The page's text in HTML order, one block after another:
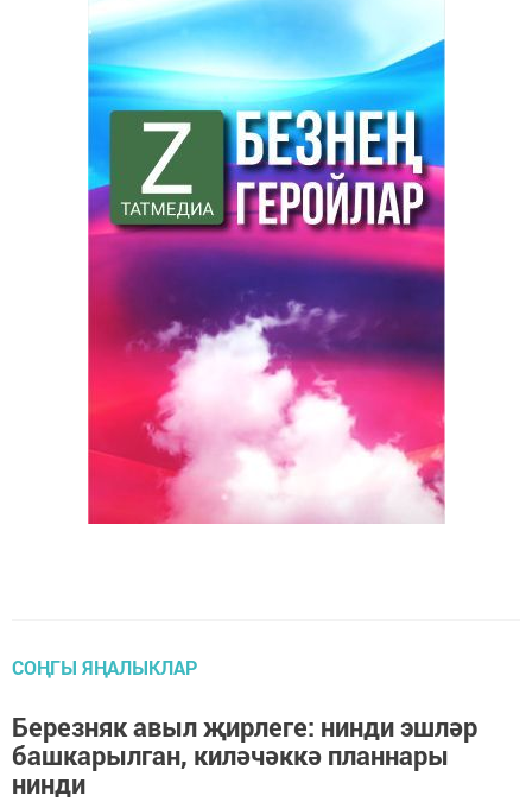
СОҢГЫ ЯҢАЛЫКЛАР
Березняк авыл җирлеге: нинди эшләр
башкарылган, киләчәккә планнары
нинди